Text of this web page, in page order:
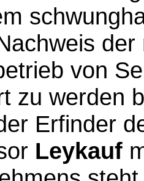
von
zu werden
Erfinder
Leykauf